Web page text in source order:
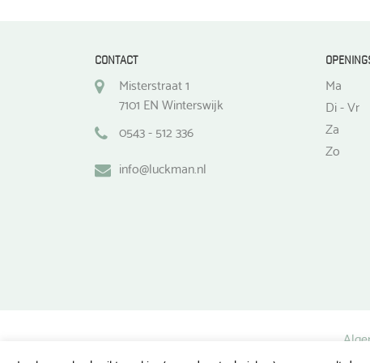
CONTACT
Misterstraat 1
7101 EN Winterswijk
0543 - 512 336
info@luckman.nl
Ma
Di - Vr
Za
Zo